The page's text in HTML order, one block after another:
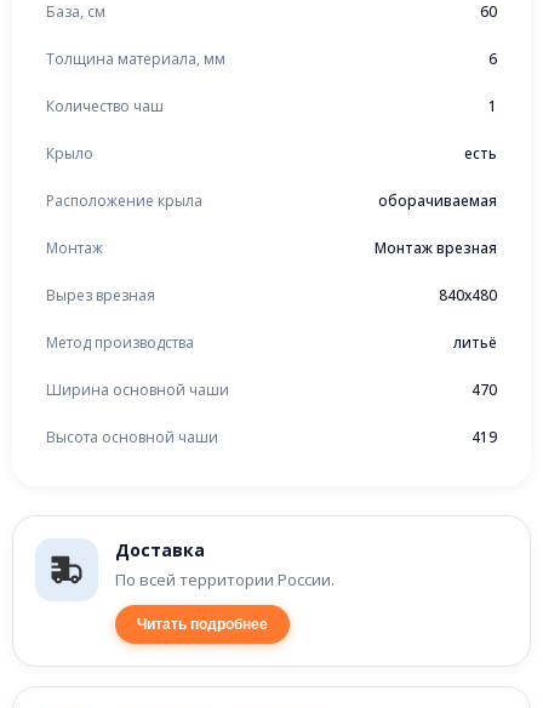
Доставка
По всей территории России.
Читать подробнее
База, см 60
Толщина материала, мм 6
Количество чаш 1
Крыло есть
Расположение крыла оборачиваемая
Монтаж Монтаж врезная
Вырез врезная 840x480
Метод производства литьё
Ширина основной чаши 470
Высота основной чаши 419